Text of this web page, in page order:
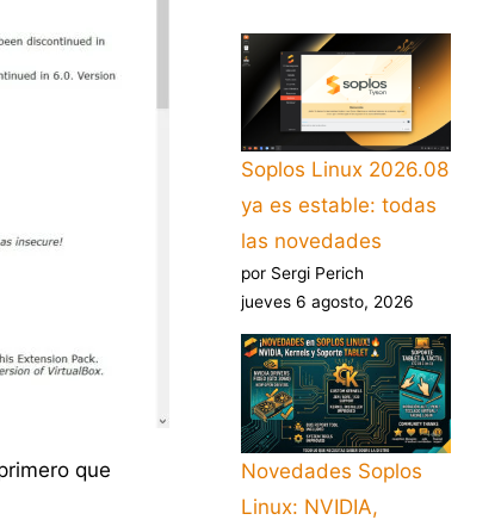
que
Soplos Linux 2026.08
ya es estable: todas
las novedades
por Sergi Perich
jueves 6 agosto, 2026
Novedades Soplos
Linux: NVIDIA,